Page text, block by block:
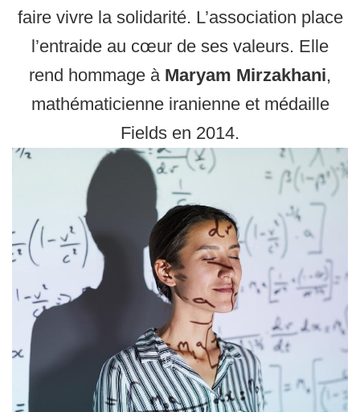
faire vivre la solidarité. L’association place
l’entraide au cœur de ses valeurs. Elle
rend hommage à Maryam Mirzakhani,
mathématicienne iranienne et médaille
Fields en 2014.